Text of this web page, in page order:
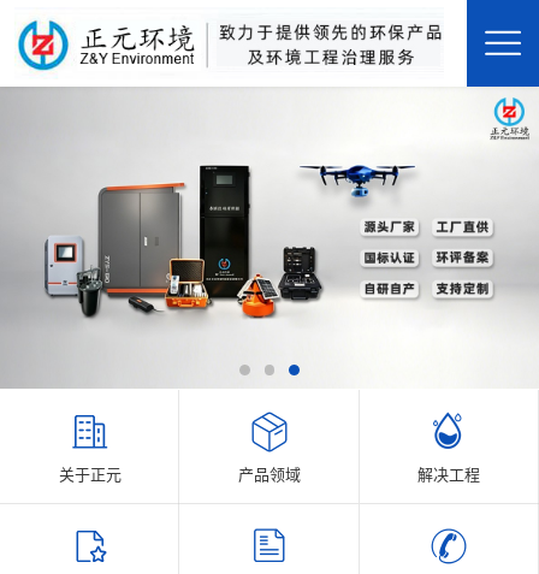
关于正元 产品领域 解决工程